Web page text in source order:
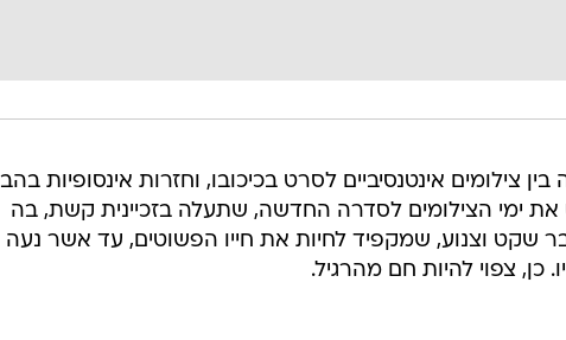
צילומים אינטנסיביים לסרט בכיכובו, וחזרות אינסופיות
ימי הצילומים לסדרה החדשה, שתעלה בזכיינית קשת, בה
שקט וצנוע, שמקפיד לחיות את חייו הפשוטים, עד אשר נעה
כן, צפוי להיות חם מהרגיל.